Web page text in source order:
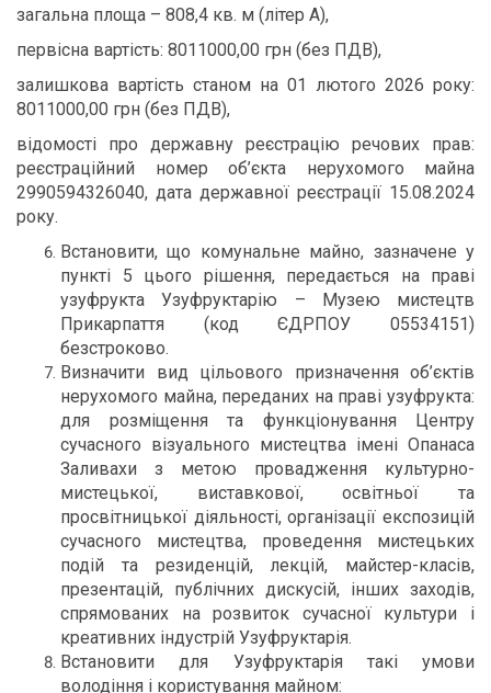
загальна площа – 808,4 кв. м (літер А),
первісна вартість: 8011000,00 грн (без ПДВ),
залишкова вартість станом на 01 лютого 2026 року:
8011000,00 грн (без ПДВ),
відомості про державну реєстрацію речових прав:
реєстраційний номер об’єкта нерухомого майна
2990594326040, дата державної реєстрації 15.08.2024
року.
Встановити, що комунальне майно, зазначене у
пункті 5 цього рішення, передається на праві
узуфрукта Узуфруктарію – Музею мистецтв
Прикарпаття (код ЄДРПОУ 05534151)
безстроково.
Визначити вид цільового призначення об’єктів
нерухомого майна, переданих на праві узуфрукта:
для розміщення та функціонування Центру
сучасного візуального мистецтва імені Опанаса
Заливахи з метою провадження культурно-
мистецької, виставкової, освітньої та
просвітницької діяльності, організації експозицій
сучасного мистецтва, проведення мистецьких
подій та резиденцій, лекцій, майстер-класів,
презентацій, публічних дискусій, інших заходів,
спрямованих на розвиток сучасної культури і
креативних індустрій Узуфруктарія.
Встановити для Узуфруктарія такі умови
володіння і користування майном: